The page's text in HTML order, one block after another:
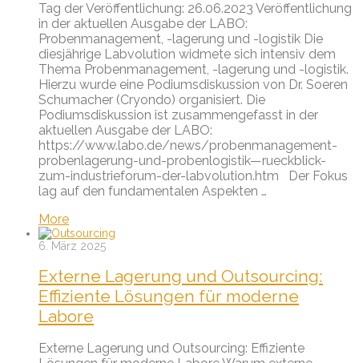
Tag der Veröffentlichung: 26.06.2023 Veröffentlichung
in der aktuellen Ausgabe der LABO:
Probenmanagement, -lagerung und -logistik Die
diesjährige Labvolution widmete sich intensiv dem
Thema Probenmanagement, -lagerung und -logistik.
Hierzu wurde eine Podiumsdiskussion von Dr. Soeren
Schumacher (Cryondo) organisiert. Die
Podiumsdiskussion ist zusammengefasst in der
aktuellen Ausgabe der LABO:
https://www.labo.de/news/probenmanagement-
probenlagerung-und-probenlogistik—rueckblick-
zum-industrieforum-der-labvolution.htm Der Fokus
lag auf den fundamentalen Aspekten …
More
6. März 2025
Externe Lagerung und Outsourcing:
Effiziente Lösungen für moderne
Labore
Externe Lagerung und Outsourcing: Effiziente